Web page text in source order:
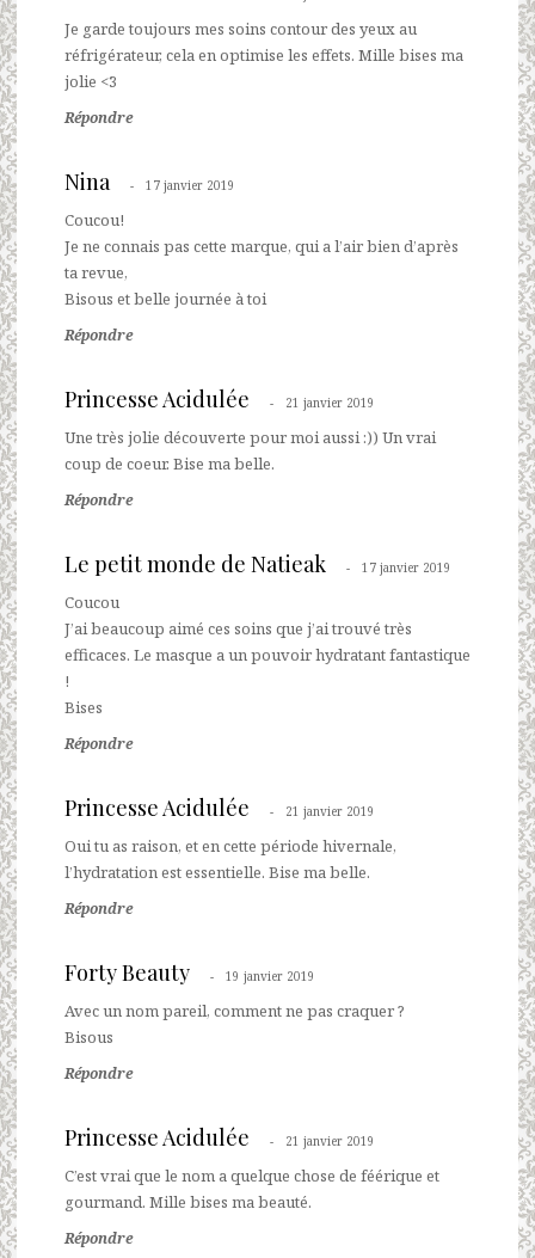
Je garde toujours mes soins contour des yeux au
réfrigérateur, cela en optimise les effets. Mille bises ma
jolie <3
Répondre
Nina 17 janvier 2019
Coucou!
Je ne connais pas cette marque, qui a l’air bien d’après
ta revue,
Bisous et belle journée à toi
Répondre
Princesse Acidulée 21 janvier 2019
Une très jolie découverte pour moi aussi :)) Un vrai
coup de coeur. Bise ma belle.
Répondre
Le petit monde de Natieak 17 janvier 2019
Coucou
J’ai beaucoup aimé ces soins que j’ai trouvé très
efficaces. Le masque a un pouvoir hydratant fantastique
!
Bises
Répondre
Princesse Acidulée 21 janvier 2019
Oui tu as raison, et en cette période hivernale,
l’hydratation est essentielle. Bise ma belle.
Répondre
Forty Beauty 19 janvier 2019
Avec un nom pareil, comment ne pas craquer ?
Bisous
Répondre
Princesse Acidulée 21 janvier 2019
C’est vrai que le nom a quelque chose de féérique et
gourmand. Mille bises ma beauté.
Répondre